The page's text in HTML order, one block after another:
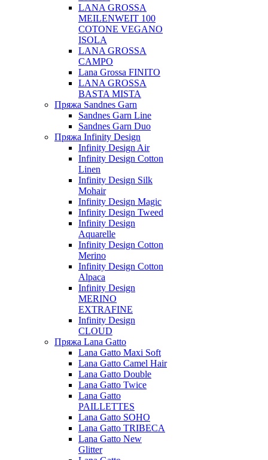
LANA GROSSA
MEILENWEIT 100
COTONE VEGANO
ISOLA
LANA GROSSA
CAMPO
Lana Grossa FINITO
LANA GROSSA
BASTA MISTA
Пряжа Sandnes Garn
Sandnes Garn Line
Sandnes Garn Duo
Пряжа Infinity Design
Infinity Design Air
Infinity Design Cotton
Linen
Infinity Design Silk
Mohair
Infinity Design Magic
Infinity Design Tweed
Infinity Design
Aquarelle
Infinity Design Cotton
Merino
Infinity Design Cotton
Alpaca
Infinity Design
MERINO
EXTRAFINE
Infinity Design
CLOUD
Пряжа Lana Gatto
Lana Gatto Maxi Soft
Lana Gatto Camel Hair
Lana Gatto Double
Lana Gatto Twice
Lana Gatto
PAILLETTES
Lana Gatto SOHO
Lana Gatto TRIBECA
Lana Gatto New
Glitter